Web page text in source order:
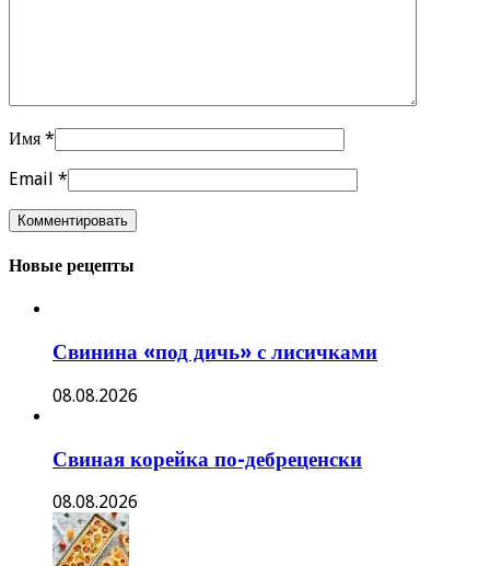
Имя *
Email *
Новые рецепты
Свинина «под дичь» с лисичками
08.08.2026
Свиная корейка по-дебреценски
08.08.2026